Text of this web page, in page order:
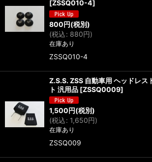
[ZSSQ010-4]
800円(税別)
(税込: 880円)
在庫あり
ZSSQ010-4
Z.S.S. ZSS 自動車用 ヘッドレス
ト 汎用品 [ZSSQ0009]
1,500円(税別)
(税込: 1,650円)
在庫あり
ZSSQ009